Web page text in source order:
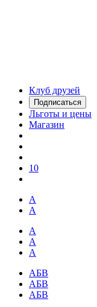
Клуб друзей
Подписаться
Льготы и цены
Магазин
10
А
А
А
А
А
АБВ
АБВ
АБВ